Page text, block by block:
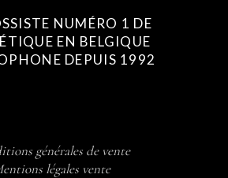
NUMÉRO 1 DE
EN BELGIQUE
DEPUIS 1992
générales de vente
légales vente